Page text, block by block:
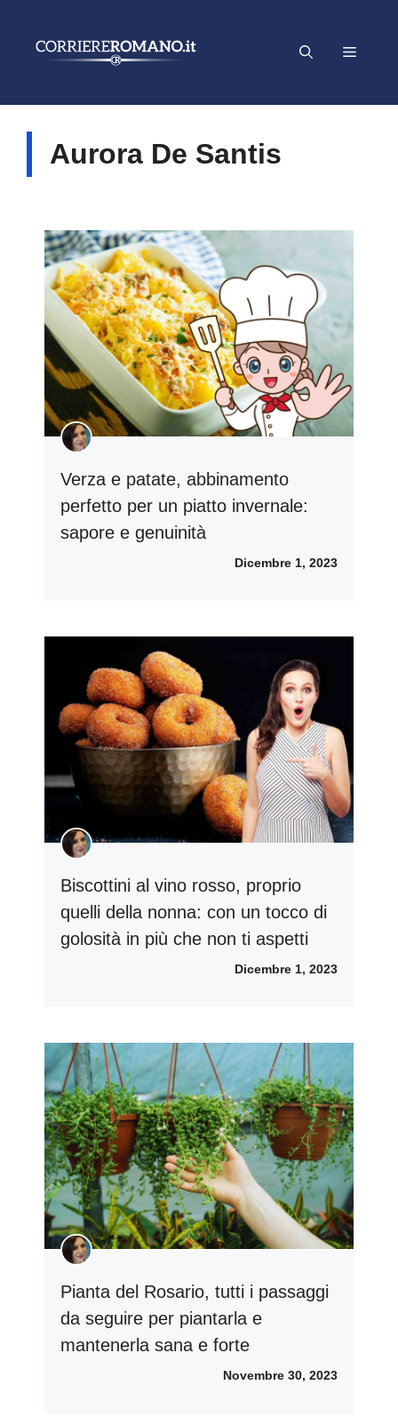
Menu
Aurora De Santis
Verza e patate, abbinamento
perfetto per un piatto invernale:
sapore e genuinità
Dicembre 1, 2023
Biscottini al vino rosso, proprio
quelli della nonna: con un tocco di
golosità in più che non ti aspetti
Dicembre 1, 2023
Pianta del Rosario, tutti i passaggi
da seguire per piantarla e
mantenerla sana e forte
Novembre 30, 2023